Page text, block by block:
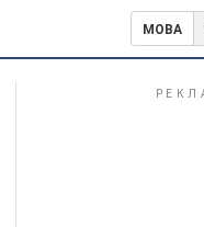
МОВА